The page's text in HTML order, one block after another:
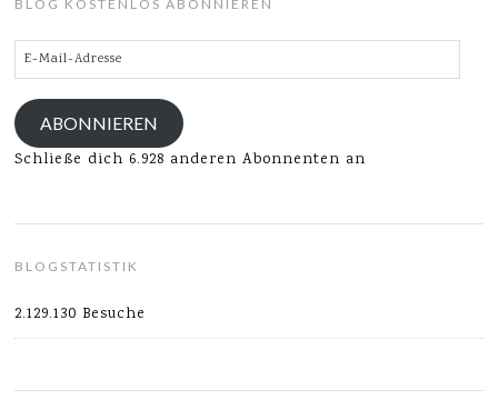
BLOG KOSTENLOS ABONNIEREN
E-
Mail-
Adresse
ABONNIEREN
Schließe dich 6.928 anderen Abonnenten an
BLOGSTATISTIK
2.129.130 Besuche